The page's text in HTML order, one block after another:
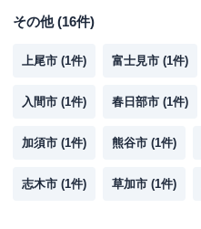
その他(16件)
上尾市 (1件) 富士見市 (1件)
入間市 (1件) 春日部市 (1件)
加須市 (1件) 熊谷市 (1件)
志木市 (1件) 草加市 (1件)